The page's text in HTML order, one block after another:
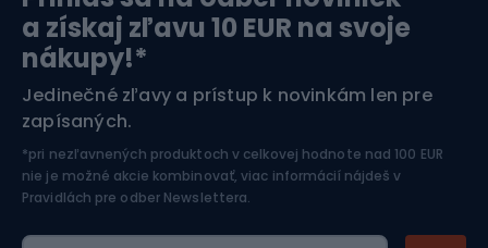
magnetické zapínanie, ponúkajú presné prispôsobenie,
ktoré umožňuje rýchle a jednoduché nastavenie počas
jazdy.
Orientačný beh
Lyžovanie
Športová elektronika
Jazdectvo
a získaj zľavu 10 EUR na svoje
nákupy!*
Jedinečné zľavy a prístup k novinkám len pre
zapísaných.
*pri nezľavnených produktoch v celkovej hodnote nad 100 EUR
nie je možné akcie kombinovať, viac informácií nájdeš v
Pravidlách pre odber Newslettera.